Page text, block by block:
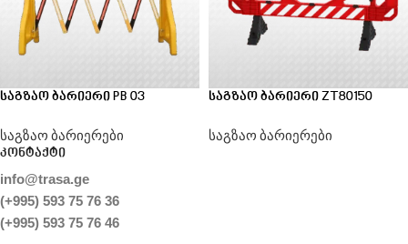
საგზაო ბარიერი PB 03
საგზაო ბარიერები
საგზაო ბარიერი ZT80150
საგზაო ბარიერები
კონტაქტი
info@trasa.ge
(+995) 593 75 76 36
(+995) 593 75 76 46